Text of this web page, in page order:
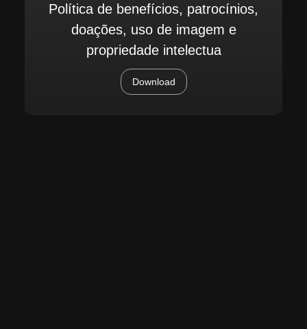
Política de benefícios, patrocínios,
doações, uso de imagem e
propriedade intelectua
Download